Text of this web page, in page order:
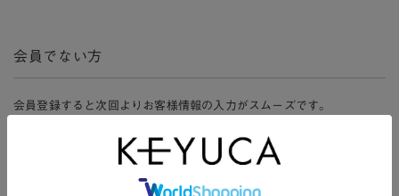
会員でない方
会員登録すると次回よりお客様情報の入力がスムーズです。
ージ、購入履歴をご利用いただけます。